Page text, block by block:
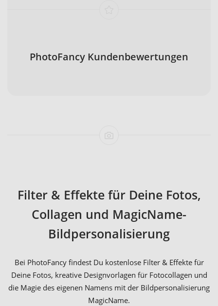
PhotoFancy Kundenbewertungen
Filter & Effekte für Deine Fotos,
Collagen und MagicName-
Bildpersonalisierung
Bei PhotoFancy findest Du kostenlose Filter & Effekte für
Deine Fotos, kreative Designvorlagen für Fotocollagen und
die Magie des eigenen Namens mit der Bildpersonalisierung
MagicName.